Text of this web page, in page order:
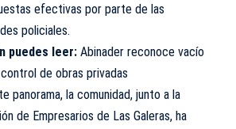
efectivas por parte de las
policiales.
puedes leer: Abinader reconoce vacío
de obras privadas
panorama, la comunidad, junto a la
de Empresarios de Las Galeras, ha